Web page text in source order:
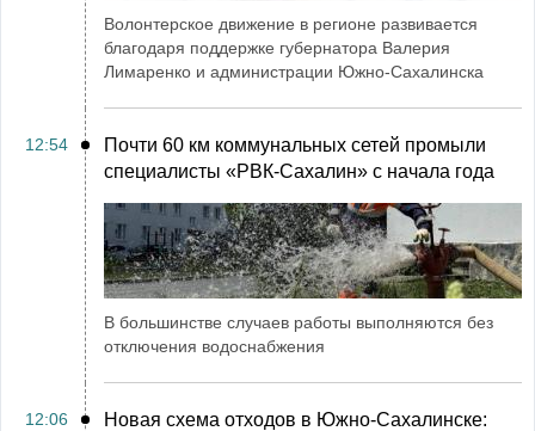
Волонтерское движение в регионе развивается
благодаря поддержке губернатора Валерия
Лимаренко и администрации Южно-Сахалинска
12:54
Почти 60 км коммунальных сетей промыли
специалисты «РВК‑Сахалин» с начала года
В большинстве случаев работы выполняются без
отключения водоснабжения
12:06
Новая схема отходов в Южно-Сахалинске: